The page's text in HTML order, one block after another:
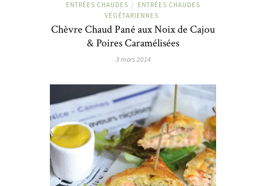
ENTRÉES CHAUDES /
ENTRÉES CHAUDES
VÉGÉTARIENNES
Chèvre Chaud Pané aux Noix de Cajou
& Poires Caramélisées
3 mars 2014